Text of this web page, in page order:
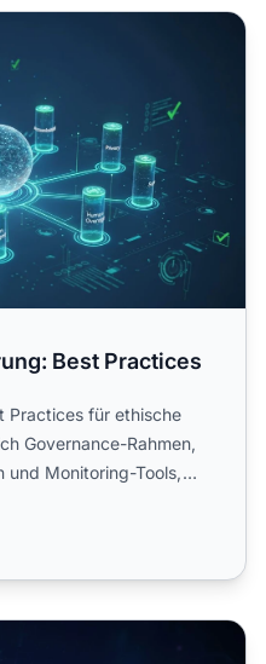
Practices
Best Practices
Practices für ethische
Governance-Rahmen,
und Monitoring-Tools,
Wohin wir